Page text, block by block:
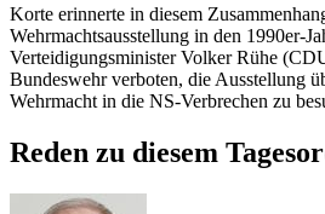
Korte erinnerte in diesem
Wehrmachtsausstellung in den 1990er-
Verteidigungsminister Volker Rühe
Bundeswehr verboten, die Ausstellung
Wehrmacht in die NS-Verbrechen zu
Reden zu diesem